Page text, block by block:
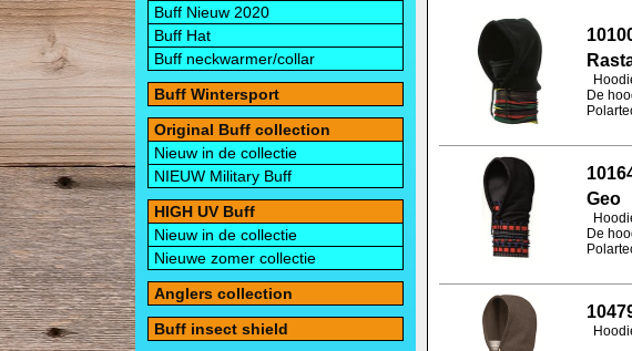
De
Geo
De
Buff Nieuw 2020
Buff Hat
Buff neckwarmer/collar
Buff Wintersport
Original Buff collection
Nieuw in de collectie
NIEUW Military Buff
HIGH UV Buff
Nieuw in de collectie
Nieuwe zomer collectie
Anglers collection
Buff insect shield